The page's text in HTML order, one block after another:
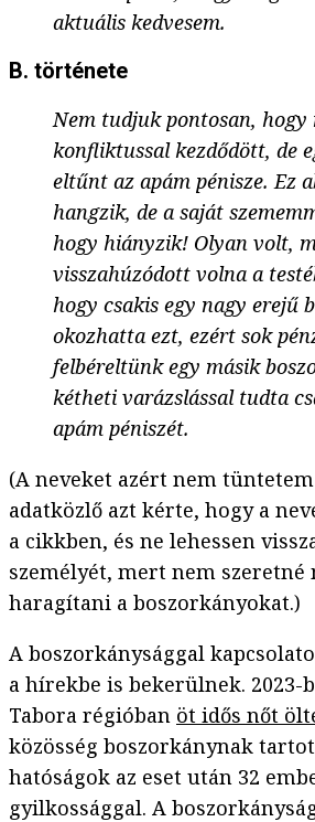
aktuális kedvesem.
B. története
Nem tudjuk pontosan, hogy
konfliktussal kezdődött, de
eltűnt az apám pénisze. Ez
hangzik, de a saját
hogy hiányzik! Olyan volt,
visszahúzódott volna a
hogy csakis egy nagy erejű
okozhatta ezt, ezért sok
felbéreltünk egy másik
kétheti varázslással tudta
apám péniszét.
(A neveket azért nem
adatközlő azt kérte, hogy a
a cikkben, és ne lehessen
személyét, mert nem szeretné
haragítani a boszorkányokat.)
A boszorkánysággal
a hírekbe is bekerülnek. 2023-
Tabora régióban öt idős nőt
közösség boszorkánynak
hatóságok az eset után 32
gyilkossággal. A